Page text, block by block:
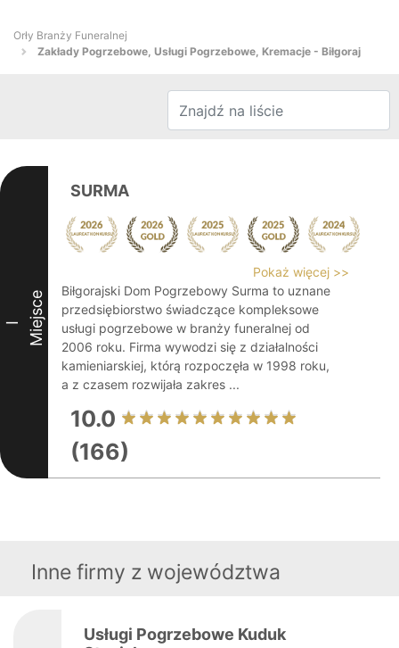
Orły Branży Funeralnej
Zakłady Pogrzebowe, Usługi Pogrzebowe, Kremacje - Biłgoraj
I Miejsce
SURMA
Pokaż więcej >>
Biłgorajski Dom Pogrzebowy Surma to uznane
przedsiębiorstwo świadczące kompleksowe
usługi pogrzebowe w branży funeralnej od
2006 roku. Firma wywodzi się z działalności
kamieniarskiej, którą rozpoczęła w 1998 roku,
a z czasem rozwijała zakres ...
10.0
(166)
Inne firmy z województwa
Usługi Pogrzebowe Kuduk